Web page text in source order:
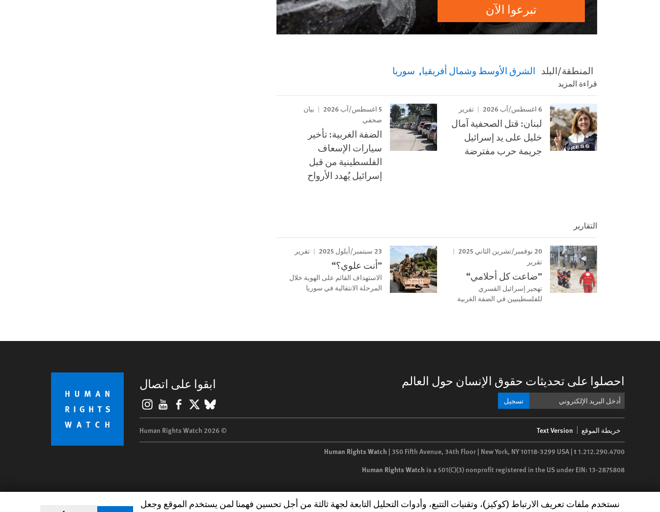
تبرعوا الآن
المنطقة/البلد الشرق الأوسط وشمال أفريقيا سوريا
قراءة المزيد
6 اغسطس/آب 2026 تقرير
لبنان: قتل الصحفية آمال
خليل على يد إسرائيل
جريمة حرب مفترضة
5 اغسطس/آب 2026
بيان
صحفي
الضفة الغربية: تأخير
سيارات الإسعاف
الفلسطينية من قبل
إسرائيل يُهدد الأرواح
التقارير
20 نوفمبر/تشرين الثاني 2025
تقرير
”ضاعت كل أحلامي“
تهجير إسرائيل القسري
للفلسطينيين في الضفة الغربية
23 سبتمبر/أيلول 2025 تقرير
”أنت علوي؟“
الاستهداف القائم على الهوية خلال
المرحلة الانتقالية في سوريا
احصلوا على تحديثات حقوق الإنسان حول العالم
تسجيل
ابقوا على اتصال
BlueSky
X
Facebook
YouTube
Instagram
menu
خريطة الموقع Text Version
© 2026 Human Rights Watch
Human Rights Watch | 350 Fifth Avenue, 34th Floor | New York, NY10118-3299 USA | t1.212.290.4700
Human Rights Watch is a 501(C)(3) nonprofit registered in the US under EIN: 13-2875808
Human Rights Watch cookie preferences
نستخدم ملفات تعريف الارتباط (كوكيز)، وتقنيات التتبع، وأدوات التحليل التابعة لجهة ثالثة من أجل تحسين فهمنا لمن يستخدم الموقع وجعل